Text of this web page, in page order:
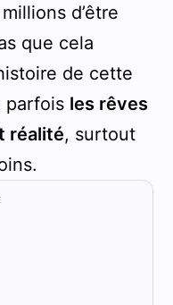
d’être
que cela
de cette
parfois les rêves
réalité, surtout